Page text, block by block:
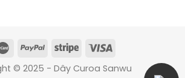
© 2025 - Dây Curoa Sanwu